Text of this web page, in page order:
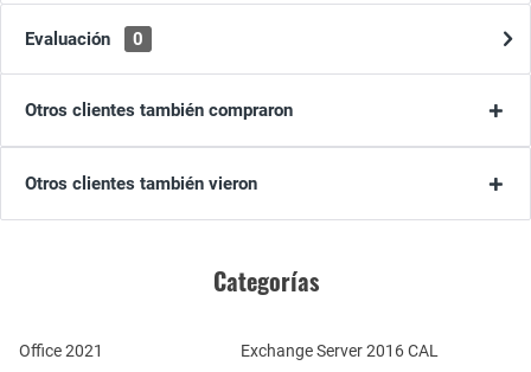
Evaluación 0
Otros clientes también compraron
Otros clientes también vieron
Categorías
Office 2021
Exchange Server 2016 CAL